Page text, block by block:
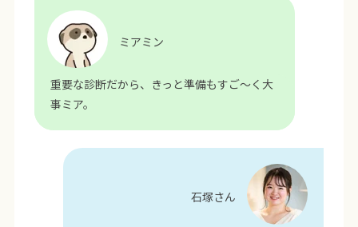
ミアミン
重要な診断だから、きっと準備もすご～く大
事ミア。
石塚さん